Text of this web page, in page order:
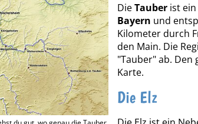
DieTauber ist
Bayern und
Kilometer durch
den Main. Die
"Tauber" ab. Den
Karte.
Die Elz